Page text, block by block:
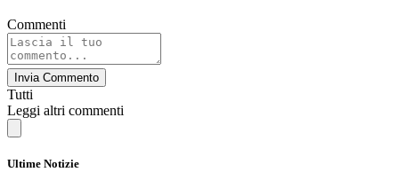
Commenti
Invia Commento
Tutti
Leggi altri commenti
Ultime Notizie